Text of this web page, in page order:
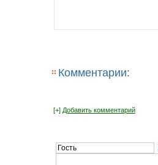
Комментарии:
[+] Добавить комментарий